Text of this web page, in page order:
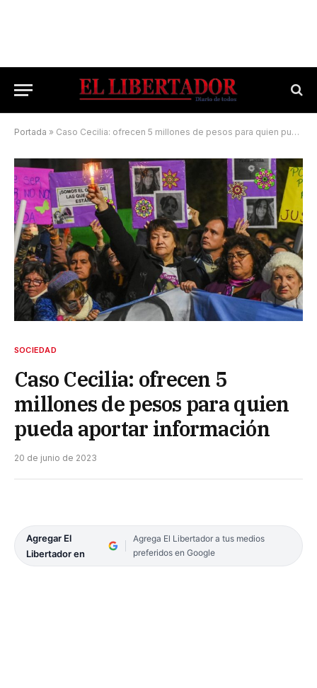
Portada » Caso Cecilia: ofrecen 5 millones de pesos para quien pueda aportar información
SOCIEDAD
Caso Cecilia: ofrecen 5
millones de pesos para quien
pueda aportar información
20 de junio de 2023
Agregar El
Libertador en
Agrega El Libertador a tus medios
preferidos en Google